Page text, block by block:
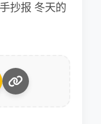
抄报 冬天的